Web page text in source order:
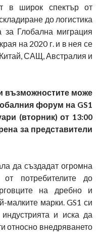
в широк спектър от
до логистика
за Глобална миграция
на 2020 г. и в нея се
САЩ, Австралия и
възможностите може
форум на GS1
(вторник) от 13:00
за представители
да създадат огромна
потребителите до
на дребно и
малките марки. GS1 си
и иска да
относно внедряването